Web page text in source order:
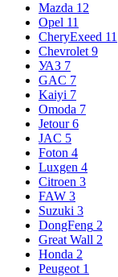
Mazda 12
Opel 11
CheryExeed 11
Chevrolet 9
УАЗ 7
GAC 7
Kaiyi 7
Omoda 7
Jetour 6
JAC 5
Foton 4
Luxgen 4
Citroen 3
FAW 3
Suzuki 3
DongFeng 2
Great Wall 2
Honda 2
Peugeot 1